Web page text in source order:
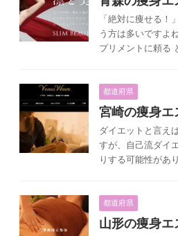
「絶対に痩せる
う方は多いですよ
プリメントに頼る
都道府県
宮崎の痩身エ
ダイエットと言え
すが、自己流ダイ
りする可能性があ
都道府県
山形の痩身